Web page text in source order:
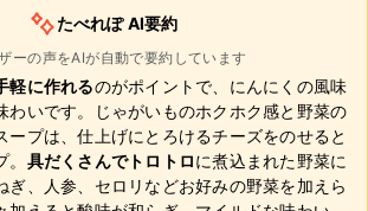
たべれぽ AI要約
ーの声をAIが自動で要約しています
軽に作れるのがポイントで、にんにくの風味
わいです。じゃがいものホクホク感と野菜の
ープは、仕上げにとろけるチーズをのせると
具だくさんでトロトロに煮込まれた野菜に
ぎ、人参、セロリなどお好みの野菜を加えら